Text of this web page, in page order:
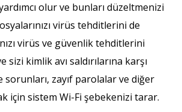
olur ve bunları düzeltmenizi
virüs tehditlerini de
virüs ve güvenlik tehditlerini
kimlik avı saldırılarına karşı
sorunları, zayıf parolalar ve diğer
için sistem Wi-Fi şebekenizi tarar.